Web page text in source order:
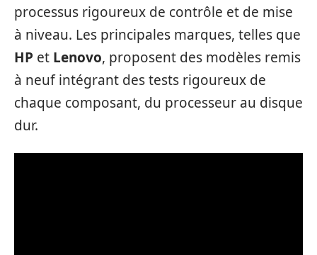
processus rigoureux de contrôle et de mise
à niveau. Les principales marques, telles que
HP et Lenovo, proposent des modèles remis
à neuf intégrant des tests rigoureux de
chaque composant, du processeur au disque
dur.